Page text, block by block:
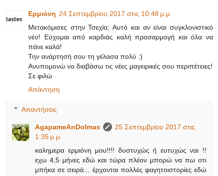
Ερμιόνη 24 Σεπτεμβρίου 2017 στις 10:48 μ.μ.
Μετακόμισες στην Τσεχία; Αυτό και αν είναι συγκλονιστικό
νέο! Εύχομαι από καρδιάς καλή προσαρμογή και όλα να
πάνε καλά!
Την ανάρτησή σου τη γέλασα πολύ :)
Ανυπομονώ να διαβάσω τις νέες μαγειρικές σου περιπέτειες!
Σε φιλώ
Απάντηση
Απαντήσεις
AgapameAnDolmas
25 Σεπτεμβρίου 2017 στις
1:35 μ.μ.
καλημερα ερμιόνη μου!!!! δυστυχώς ή ευτυχώς ναι !!
εχω 4,5 μήνες εδώ και τώρα πλέον μπορώ να πω οτι
μπήκα σε σειρά... έρχονται πολλές φαγητοιστορίες εδώ